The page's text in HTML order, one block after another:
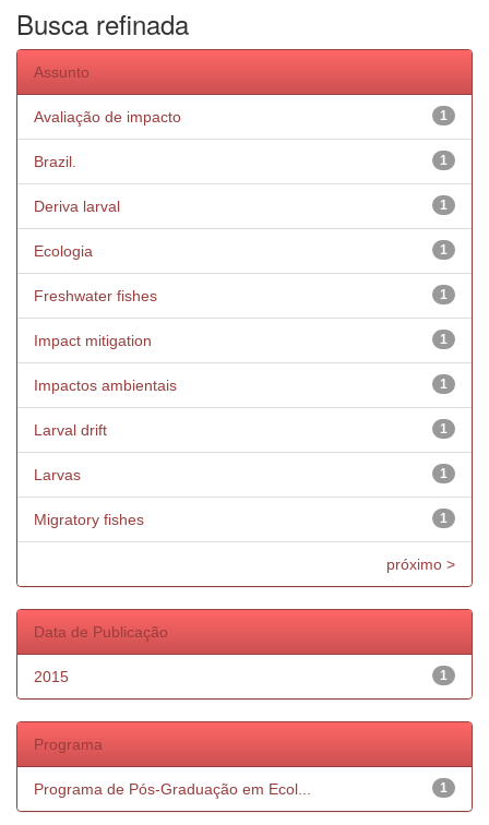
Busca refinada
Assunto
1
Avaliação de impacto
1
Brazil.
1
Deriva larval
1
Ecologia
1
Freshwater fishes
1
Impact mitigation
1
Impactos ambientais
1
Larval drift
1
Larvas
1
Migratory fishes
próximo >
Data de Publicação
1
2015
Programa
1
Programa de Pós-Graduação em Ecol...